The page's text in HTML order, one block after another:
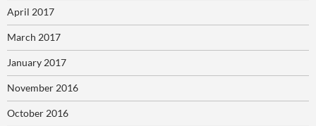
April 2017
March 2017
January 2017
November 2016
October 2016